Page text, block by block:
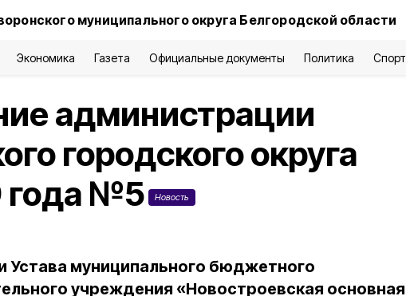
муниципального округа Белгородской области
Экономика Газета Официальные документы Политика Спорт
администрации
городского округа
года №5
Новость
Устава муниципального бюджетного
учреждения «Новостроевская основная